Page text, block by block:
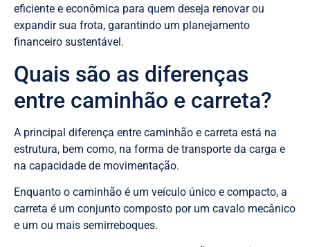
eficiente e econômica para quem deseja renovar ou
expandir sua frota, garantindo um planejamento
financeiro sustentável.
Quais são as diferenças
entre caminhão e carreta?
A principal diferença entre caminhão e carreta está na
estrutura, bem como, na forma de transporte da carga e
na capacidade de movimentação.
Enquanto o caminhão é um veículo único e compacto, a
carreta é um conjunto composto por um cavalo mecânico
e um ou mais semirreboques.